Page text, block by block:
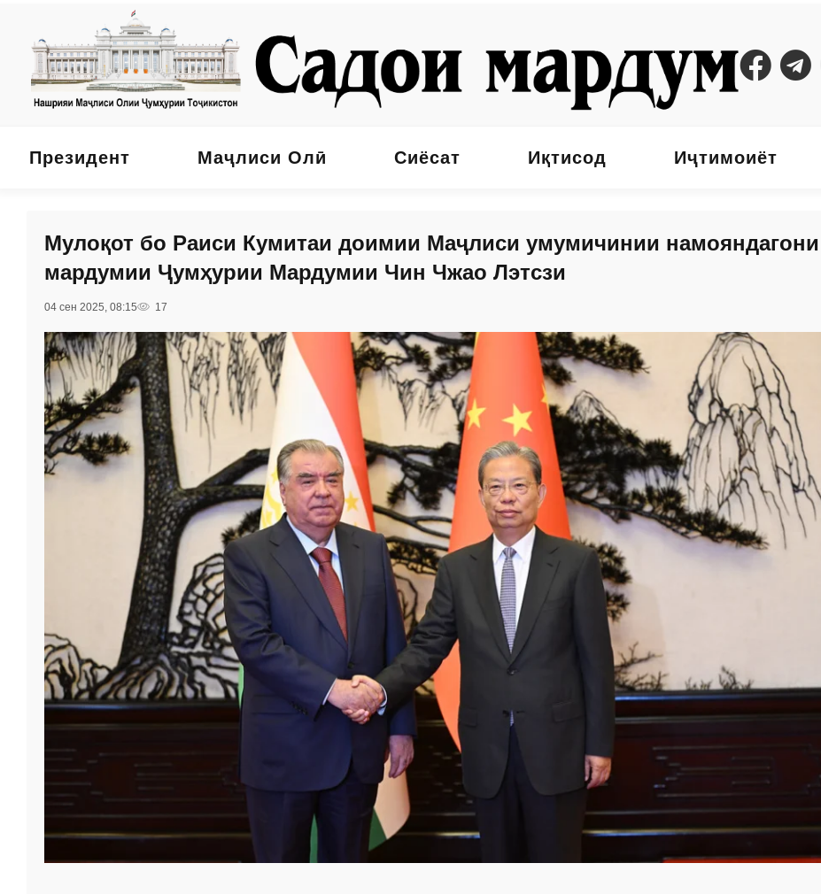
Президент Маҷлиси Олӣ Сиёсат Иқтисод Иҷтимоиёт
Мулоқот бо Раиси Кумитаи доимии Маҷлиси умумичинии намояндагони
мардумии Ҷумҳурии Мардумии Чин Чжао Лэтсзи
04 сен 2025, 08:15 17